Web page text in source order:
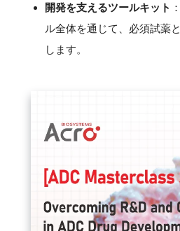
開発を支えるツールキット
ル全体を通じて、必須試薬
します。